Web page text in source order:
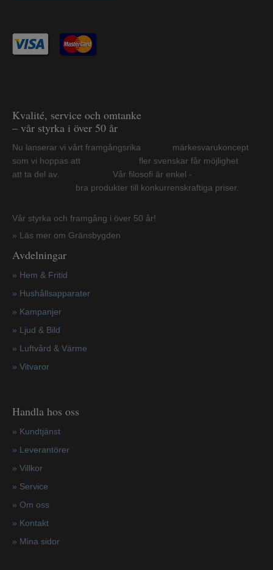
Kvalité, service och omtanke
– vår styrka i över 50 år
Nu lanserar vi vårt framgångsrika märkesvarukoncept
som vi hoppas att fler svenskar får möjlighet
att ta del av. Vår filosofi är enkel -
bra produkter till konkurrenskraftiga priser.
Vår styrka och framgång i över 50 år!
» Läs mer om Gränsbygden
Avdelningar
» Hem & Fritid
» Hushållsapparater
» Kampanjer
» Ljud & Bild
» Luftvård & Värme
» Vitvaror
Handla hos oss
» Kundtjänst
» Leverantörer
» Villkor
» Service
» Om oss
» Kontakt
» Mina sidor